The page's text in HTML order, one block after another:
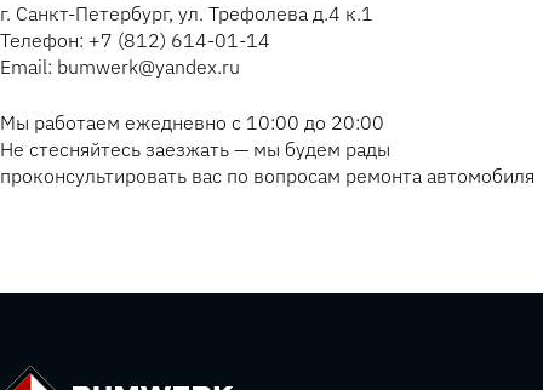
г. Санкт-Петербург, ул. Трефолева д.4 к.1
Телефон: +7 (812) 614-01-14
Email: bumwerk@yandex.ru
Мы работаем ежедневно с 10:00 до 20:00
Не стесняйтесь заезжать — мы будем рады
проконсультировать вас по вопросам ремонта автомобиля